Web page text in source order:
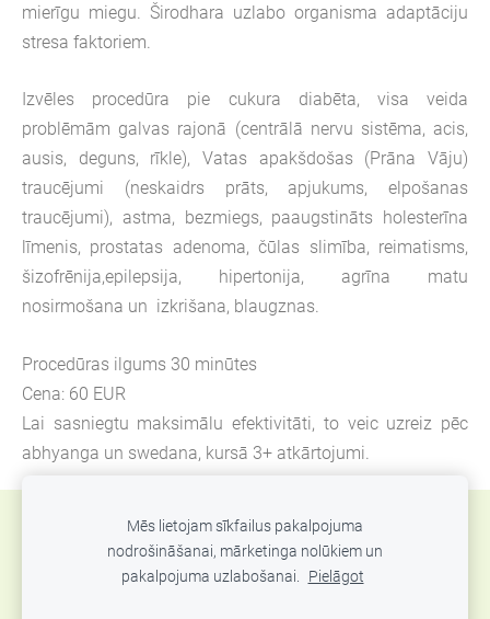
mierīgu miegu. Širodhara uzlabo organisma adaptāciju
stresa faktoriem.
Izvēles procedūra pie cukura diabēta, visa veida
problēmām galvas rajonā (centrālā nervu sistēma, acis,
ausis, deguns, rīkle), Vatas apakšdošas (Prāna Vāju)
traucējumi (neskaidrs prāts, apjukums, elpošanas
traucējumi), astma, bezmiegs, paaugstināts holesterīna
līmenis, prostatas adenoma, čūlas slimība, reimatisms,
šizofrēnija,epilepsija, hipertonija, agrīna matu
nosirmošana un izkrišana, blaugznas.
Procedūras ilgums 30 minūtes
Cena: 60 EUR
Lai sasniegtu maksimālu efektivitāti, to veic uzreiz pēc
abhyanga un swedana, kursā 3+ atkārtojumi.
Sīkdatnes
© 2016-2024 Ājurvēdas centrs «Ayurveda Palace
Mēs lietojam sīkfailus pakalpojuma
nodrošināšanai, mārketinga nolūkiem un
pakalpojuma uzlabošanai. Pielāgot